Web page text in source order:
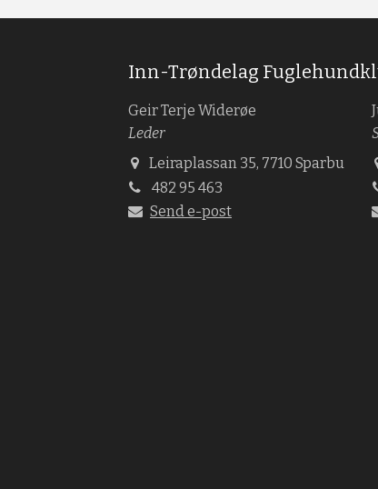
Inn-Trøndelag
Geir Terje Widerøe
Leder
Leiraplassan 35, 7710 Sparbu
482 95 463
Send e-post